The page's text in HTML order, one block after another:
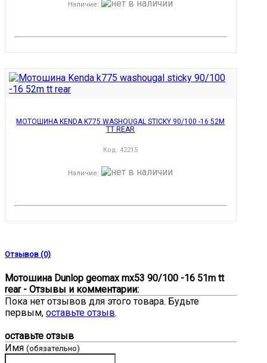
Наличие:
МОТОШИНА KENDA K775 WASHOUGAL STICKY 90/100 -16 52M
TT REAR
Код:42215
Наличие:
Отзывов (0)
Мотошина Dunlop geomax mx53 90/100 -16 51m tt
rear - Отзывы и комментарии:
Пока нет отзывов для этого товара. Будьте
первым, оставьте отзыв.
оставьте отзыв
Имя (обязательно)